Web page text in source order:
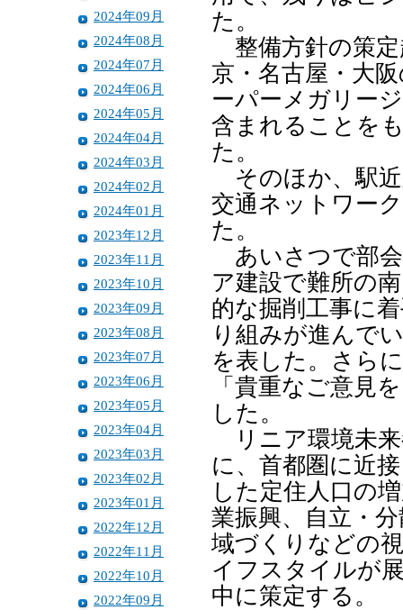
2024年09月
2024年08月
2024年07月
2024年06月
2024年05月
2024年04月
2024年03月
2024年02月
2024年01月
2023年12月
2023年11月
2023年10月
2023年09月
2023年08月
2023年07月
2023年06月
2023年05月
2023年04月
2023年03月
2023年02月
2023年01月
2022年12月
2022年11月
2022年10月
2022年09月
た。
整備方針の策
京・名古屋・大
ーパーメガリー
含まれることを
た。
そのほか、駅近
交通ネットワー
た。
あいさつで部会
ア建設で難所の
的な掘削工事に
り組みが進んで
を表した。さら
「貴重なご意見
した。
リニア環境未来
に、首都圏に近
した定住人口の
業振興、自立・
域づくりなどの
イフスタイルが
中に策定する。